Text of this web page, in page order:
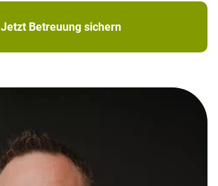
Jetzt Betreuung sichern